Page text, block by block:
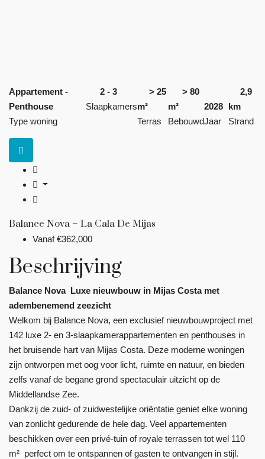
Appartement -
Penthouse
Type woning
2 - 3
Slaapkamers
> 25
m²
Terras
> 80
m²
Bebouwd
2028
Jaar
2,9
km
Strand
Balance Nova – La Cala De Mijas
Vanaf€362,000
Beschrijving
Balance Nova  Luxe nieuwbouw in Mijas Costa met
adembenemend zeezicht
Welkom bij Balance Nova, een exclusief nieuwbouwproject met
142 luxe 2- en 3-slaapkamerappartementen en penthouses in
het bruisende hart van Mijas Costa. Deze moderne woningen
zijn ontworpen met oog voor licht, ruimte en natuur, en bieden
zelfs vanaf de begane grond spectaculair uitzicht op de
Middellandse Zee.
Dankzij de zuid- of zuidwestelijke oriëntatie geniet elke woning
van zonlicht gedurende de hele dag. Veel appartementen
beschikken over een privé-tuin of royale terrassen tot wel 110
m²  perfect om te ontspannen of gasten te ontvangen in stijl.